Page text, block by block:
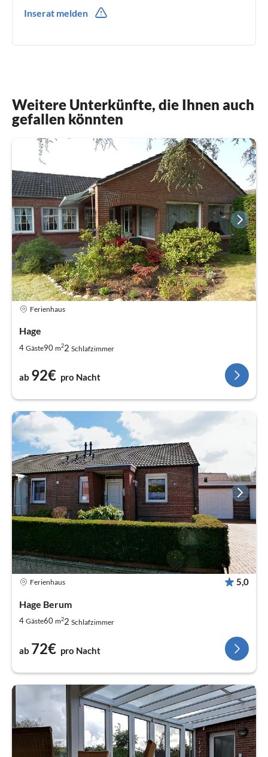
Inserat melden
Weitere Unterkünfte, die Ihnen auch
gefallen könnten
Ferienhaus
Hage
4 Gäste90 m22 Schlafzimmer
ab 92€ pro Nacht
Ferienhaus 5,0
Hage Berum
4 Gäste60 m22 Schlafzimmer
ab 72€ pro Nacht